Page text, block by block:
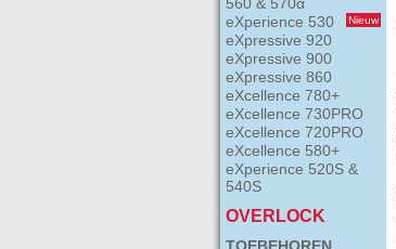
Nieuw
eXperience 530
eXpressive 920
eXpressive 900
eXpressive 860
eXcellence 780+
eXcellence 730PRO
eXcellence 720PRO
eXcellence 580+
eXperience 520S &
540S
OVERLOCK